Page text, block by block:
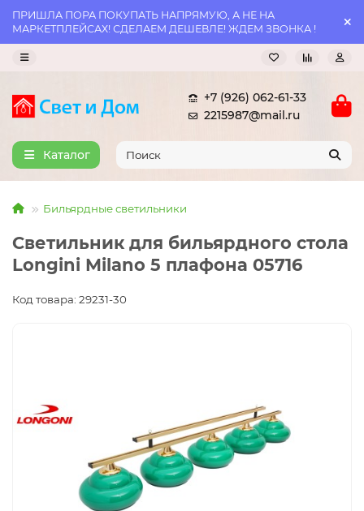
ПРИШЛА ПОРА ПОКУПАТЬ НАПРЯМУЮ, А НЕ НА
МАРКЕТПЛЕЙСАХ! СДЕЛАЕМ ДЕШЕВЛЕ! ЖДЕМ ЗВОНКА !
+7 (926) 062-61-33
2215987@mail.ru
Каталог
Бильярдные светильники
Светильник для бильярдного стола
Longini Milano 5 плафона 05716
Код товара: 29231-30